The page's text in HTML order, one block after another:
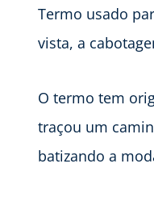
Termo usado
vista, a
O termo tem
traçou um
batizando a